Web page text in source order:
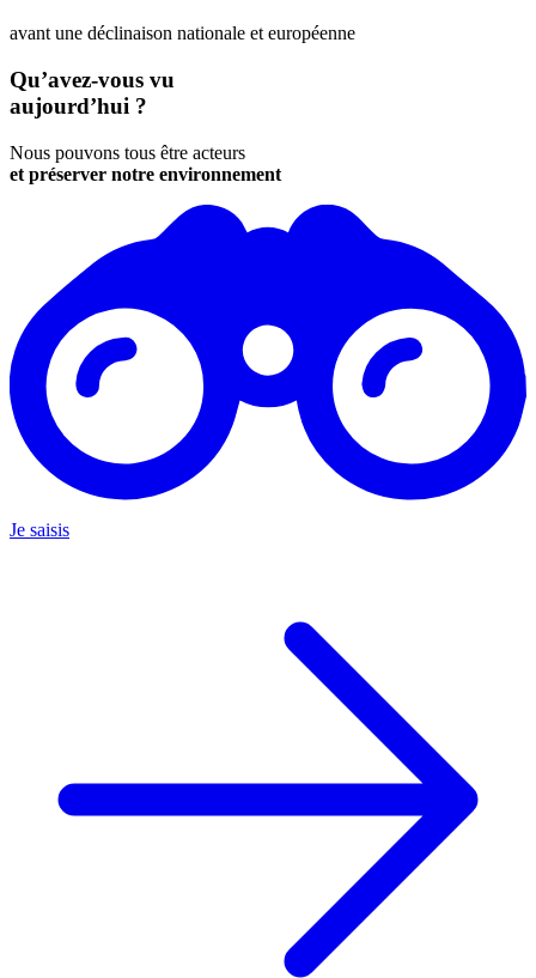
avant une déclinaison nationale et européenne
Qu’avez-vous vu
aujourd’hui ?
Nous pouvons tous être acteurs
et préserver notre environnement
Je saisis